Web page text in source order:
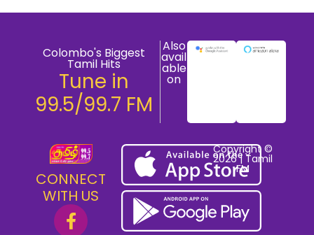
Colombo's Biggest
Tamil Hits
Tune in
99.5/99.7 FM
Also
avail
able
on
CONNECT
WITH US
Copyright ©
2026 | Tamil
FM